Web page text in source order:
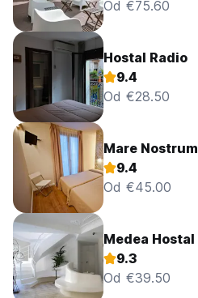
Od €75.60
Hostal Radio
9.4
Od €28.50
Mare Nostrum
9.4
Od €45.00
Medea Hostal
9.3
Od €39.50